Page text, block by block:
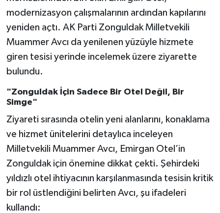
modernizasyon çalışmalarının ardından kapılarını
yeniden açtı. AK Parti Zonguldak Milletvekili
Muammer Avcı da yenilenen yüzüyle hizmete
giren tesisi yerinde incelemek üzere ziyarette
bulundu.
"Zonguldak İçin Sadece Bir Otel Değil, Bir
Simge"
Ziyareti sırasında otelin yeni alanlarını, konaklama
ve hizmet ünitelerini detaylıca inceleyen
Milletvekili Muammer Avcı, Emirgan Otel’in
Zonguldak için önemine dikkat çekti. Şehirdeki
yıldızlı otel ihtiyacının karşılanmasında tesisin kritik
bir rol üstlendiğini belirten Avcı, şu ifadeleri
kullandı:
GÜNDEM
İş ilanı
Kilimli
MAGAZİN
Resmi İlan
Röportaj
Sağlık